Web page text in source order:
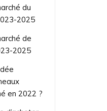
du
2025
de
2025
en 2022 ?